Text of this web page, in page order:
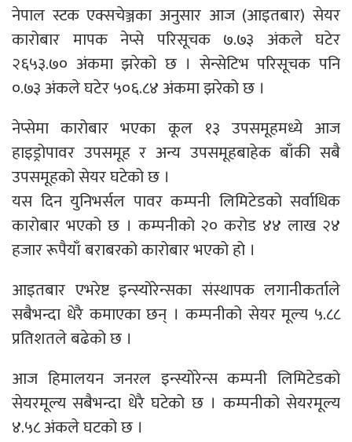
नेपाल स्टक एक्सचेञ्जका अनुसार आज (आइतबार) सेयर
कारोबार मापक नेप्से परिसूचक ७.७३ अंकले घटेर
२६५३.७० अंकमा झरेको छ । सेन्सेटिभ परिसूचक पनि
०.७३ अंकले घटेर ५०६.८४ अंकमा झरेको छ ।
नेप्सेमा कारोबार भएका कूल १३ उपसमूहमध्ये आज
हाइड्रोपावर उपसमूह र अन्य उपसमूहबाहेक बाँकी सबै
उपसमूहको सेयर घटेको छ ।
यस दिन युनिभर्सल पावर कम्पनी लिमिटेडको सर्वाधिक
कारोबार भएको छ । कम्पनीको २० करोड ४४ लाख २४
हजार रूपैयाँ बराबरको कारोबार भएको हो ।
आइतबार एभरेष्ट इन्स्योरेन्सका संस्थापक लगानीकर्ताले
सबैभन्दा धेरै कमाएका छन् । कम्पनीको सेयर मूल्य ५.८८
प्रतिशतले बढेको छ ।
आज हिमालयन जनरल इन्स्योरेन्स कम्पनी लिमिटेडको
सेयरमूल्य सबैभन्दा धेरै घटेको छ । कम्पनीको सेयरमूल्य
४.५८ अंकले घटको छ ।